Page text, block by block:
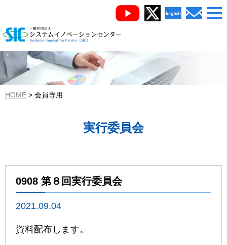
HOME 会員専用
実行委員会
0908 第８回実行委員会
2021.09.04
資料配布します。